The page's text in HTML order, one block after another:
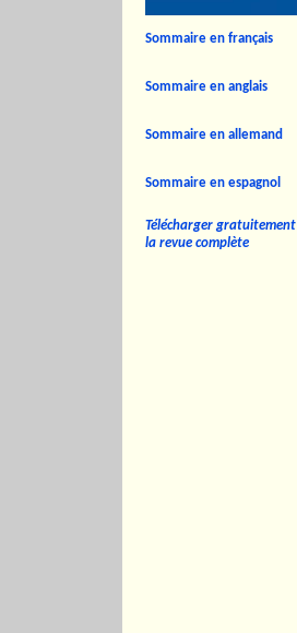
Sommaire en français
Sommaire en anglais
Sommaire en allemand
Sommaire en espagnol
Télécharger gratuitement
la revue complète